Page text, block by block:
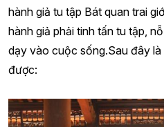
hành giả tu tập Bát quan trai
hành giả phải tinh tấn tu tập,
dạy vào cuộc sống.Sau đây
được: